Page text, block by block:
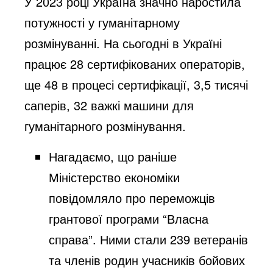
потужності у гуманітарному
розмінуванні. На сьогодні в Україні
працює 28 сертифікованих операторів,
ще 48 в процесі сертифікації, 3,5 тисячі
саперів, 32 важкі машини для
гуманітарного розмінування.
Нагадаємо, що раніше
Міністерство економіки
повідомляло про переможців
грантової програми “Власна
справа”. Ними стали 239 ветеранів
та членів родин учасників бойових